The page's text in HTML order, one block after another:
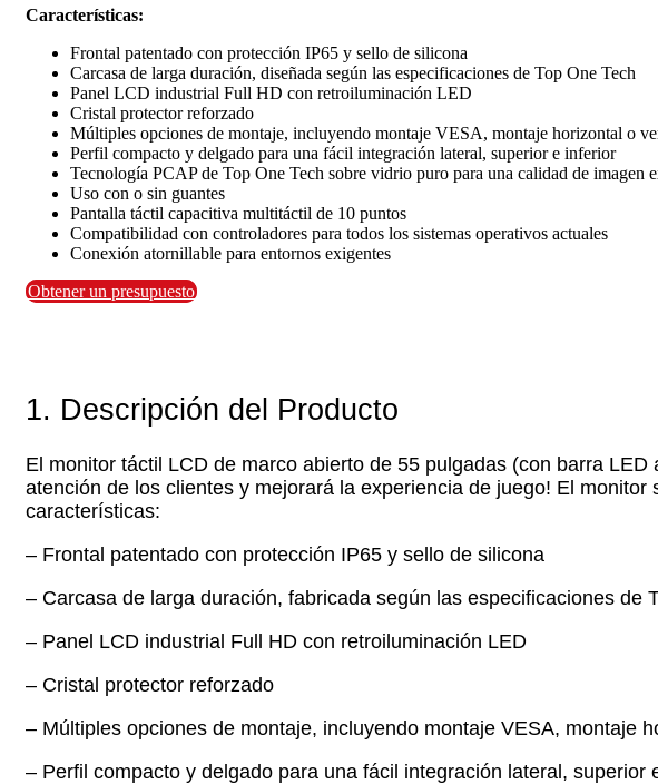
Características:
Frontal patentado con protección IP65 y sello de silicona
Carcasa de larga duración, diseñada según las especificaciones de Top One Tech
Panel LCD industrial Full HD con retroiluminación LED
Cristal protector reforzado
Múltiples opciones de montaje, incluyendo montaje VESA, montaje horizontal o
Perfil compacto y delgado para una fácil integración lateral, superior e inferior
Tecnología PCAP de Top One Tech sobre vidrio puro para una calidad de imagen
Uso con o sin guantes
Pantalla táctil capacitiva multitáctil de 10 puntos
Compatibilidad con controladores para todos los sistemas operativos actuales
Conexión atornillable para entornos exigentes
Obtener un presupuesto
1. Descripción del Producto
El monitor táctil LCD de marco abierto de 55 pulgadas (con barra
atención de los clientes y mejorará la experiencia de juego! El
características:
– Frontal patentado con protección IP65 y sello de silicona
– Carcasa de larga duración, fabricada según las especificaciones de
– Panel LCD industrial Full HD con retroiluminación LED
– Cristal protector reforzado
– Múltiples opciones de montaje, incluyendo montaje VESA, montaje
– Perfil compacto y delgado para una fácil integración lateral, superior